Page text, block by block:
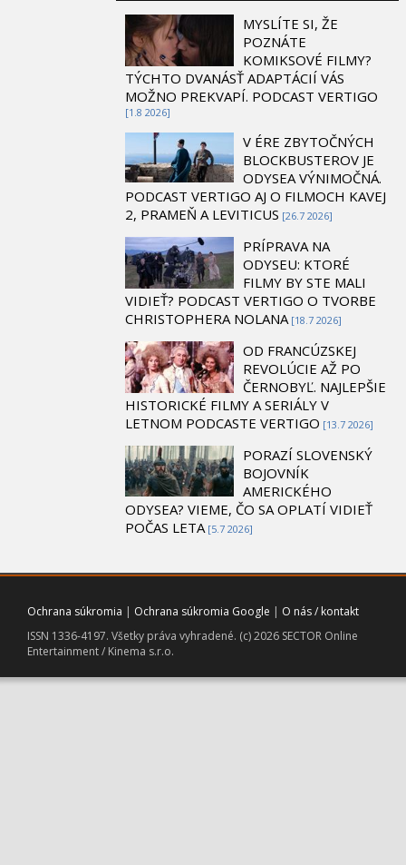
MYSLÍTE SI, ŽE
POZNÁTE
KOMIKSOVÉ FILMY?
TÝCHTO DVANÁSŤ ADAPTÁCIÍ VÁS
MOŽNO PREKVAPÍ. PODCAST VERTIGO
[1.8 2026]
V ÉRE ZBYTOČNÝCH
BLOCKBUSTEROV JE
ODYSEA VÝNIMOČNÁ.
PODCAST VERTIGO AJ O FILMOCH KAVEJ
2, PRAMEŇ A LEVITICUS [26.7 2026]
PRÍPRAVA NA
ODYSEU: KTORÉ
FILMY BY STE MALI
VIDIEŤ? PODCAST VERTIGO O TVORBE
CHRISTOPHERA NOLANA [18.7 2026]
OD FRANCÚZSKEJ
REVOLÚCIE AŽ PO
ČERNOBYĽ. NAJLEPŠIE
HISTORICKÉ FILMY A SERIÁLY V
LETNOM PODCASTE VERTIGO [13.7 2026]
PORAZÍ SLOVENSKÝ
BOJOVNÍK
AMERICKÉHO
ODYSEA? VIEME, ČO SA OPLATÍ VIDIEŤ
POČAS LETA [5.7 2026]
Ochrana súkromia | Ochrana súkromia Google | O nás / kontakt
ISSN 1336-4197. Všetky práva vyhradené. (c) 2026 SECTOR Online
Entertainment / Kinema s.r.o.